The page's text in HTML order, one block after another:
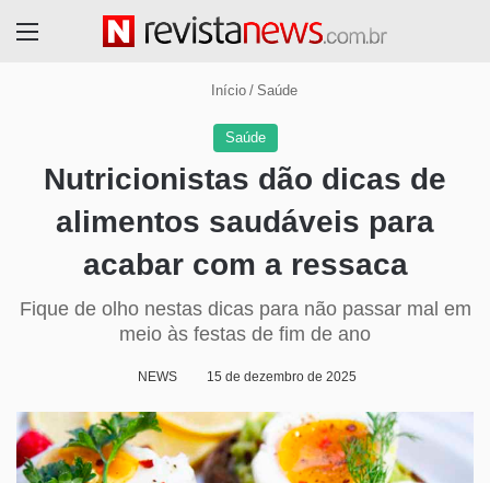
Início / Saúde
Saúde
Nutricionistas dão dicas de
alimentos saudáveis para
acabar com a ressaca
Fique de olho nestas dicas para não passar mal em
meio às festas de fim de ano
NEWS 15 de dezembro de 2025